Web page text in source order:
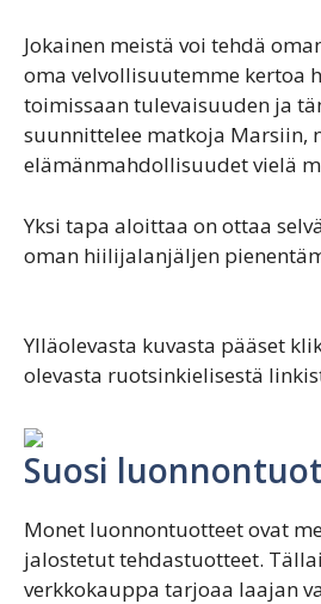
Jokainen meistä voi tehdä
oma velvollisuutemme kertoa
toimissaan tulevaisuuden ja
suunnittelee matkoja Marsiin,
elämänmahdollisuudet vielä
Yksi tapa aloittaa on ottaa
oman hiilijalanjäljen
Ylläolevasta kuvasta pääset
olevasta ruotsinkielisestä
Suosi
Monet luonnontuotteet ovat
jalostetut tehdastuotteet.
verkkokauppa tarjoaa laajan